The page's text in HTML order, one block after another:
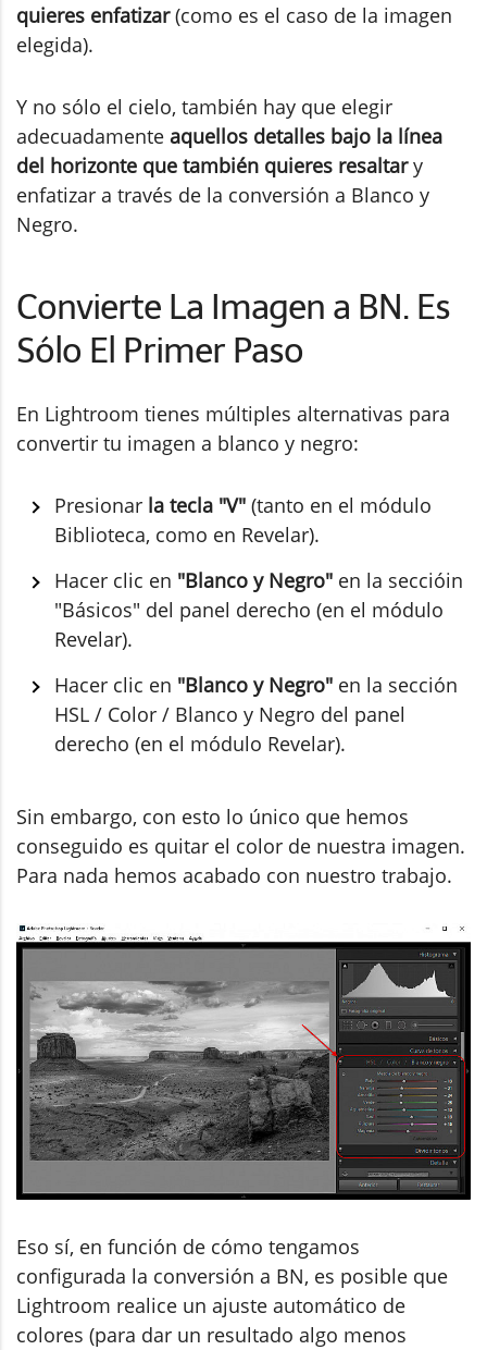
quieres enfatizar(como es el caso de la imagen
elegida).
Y no sólo el cielo, también hay que elegir
adecuadamente aquellos detalles bajo la línea
del horizonte que también quieres resaltary
enfatizar a través de la conversión a Blanco y
Negro.
Convierte La Imagen a BN. Es
Sólo El Primer Paso
En Lightroom tienes múltiples alternativas para
convertir tu imagen a blanco y negro:
Presionar la tecla "V" (tanto en el módulo
Biblioteca, como en Revelar).
Hacer clic en "Blanco y Negro" en la seccióin
"Básicos" del panel derecho (en el módulo
Revelar).
Hacer clic en "Blanco y Negro" en la sección
HSL / Color / Blanco y Negro del panel
derecho (en el módulo Revelar).
Sin embargo, con esto lo único que hemos
conseguido es quitar el color de nuestra imagen.
Para nada hemos acabado con nuestro trabajo.
Eso sí, en función de cómo tengamos
configurada la conversión a BN, es posible que
Lightroom realice un ajuste automático de
colores (para dar un resultado algo menos